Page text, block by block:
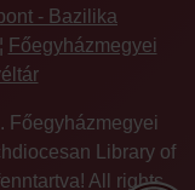
- Bazilika
Főegyházmegyei
Főegyházmegyei
Library of
All rights